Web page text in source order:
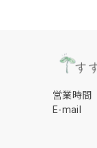
営業時間
E-mail